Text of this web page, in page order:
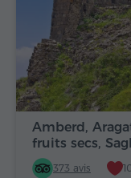
Amberd,
fruits secs,
373 avis